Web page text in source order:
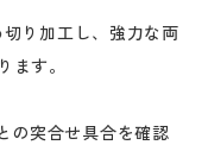
り加工し、強力な両
す。
の突合せ具合を確認